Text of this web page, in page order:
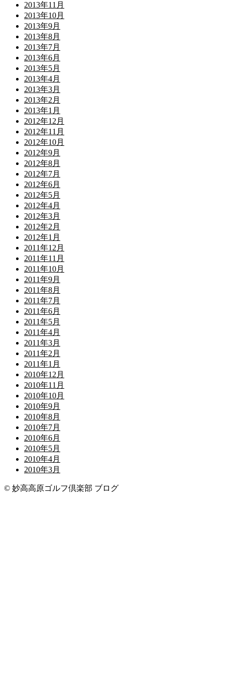
2013年11月
2013年10月
2013年9月
2013年8月
2013年7月
2013年6月
2013年5月
2013年4月
2013年3月
2013年2月
2013年1月
2012年12月
2012年11月
2012年10月
2012年9月
2012年8月
2012年7月
2012年6月
2012年5月
2012年4月
2012年3月
2012年2月
2012年1月
2011年12月
2011年11月
2011年10月
2011年9月
2011年8月
2011年7月
2011年6月
2011年5月
2011年4月
2011年3月
2011年2月
2011年1月
2010年12月
2010年11月
2010年10月
2010年9月
2010年8月
2010年7月
2010年6月
2010年5月
2010年4月
2010年3月
© 妙高高原ゴルフ倶楽部 ブログ